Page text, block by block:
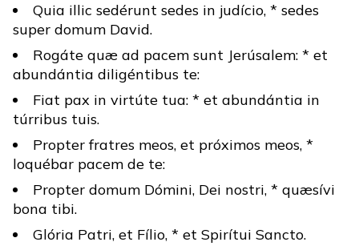
Quia illic sedérunt sedes in judício, * sedes
super domum David.
Rogáte quæ ad pacem sunt Jerúsalem: * et
abundántia diligéntibus te:
Fiat pax in virtúte tua: * et abundántia in
túrribus tuis.
Propter fratres meos, et próximos meos, *
loquébar pacem de te:
Propter domum Dómini, Dei nostri, * quæsívi
bona tibi.
Glória Patri, et Fílio, * et Spirítui Sancto.